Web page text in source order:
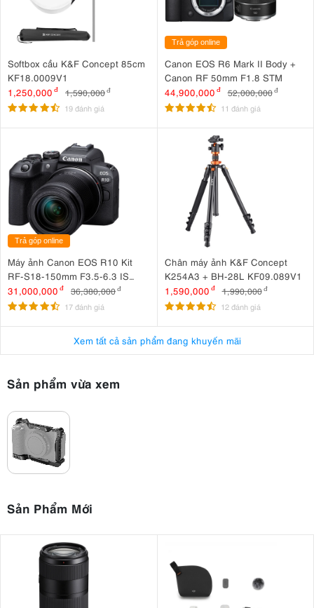
Softbox cầu K&F Concept 85cm
KF18.0009V1
1,250,000 đ 1,590,000đ
19 đánh giá
Trả góp online
Canon EOS R6 Mark II Body +
Canon RF 50mm F1.8 STM
44,900,000 đ 52,000,000 đ
11 đánh giá
Trả góp online
Máy ảnh Canon EOS R10 Kit
RF-S18-150mm F3.5-6.3 IS
STM
31,000,000 đ 36,380,000đ
17 đánh giá
Chân máy ảnh K&F Concept
K254A3 + BH-28L KF09.089V1
1,590,000 đ 1,990,000 đ
12 đánh giá
Xem tất cả sản phẩm đang khuyến mãi
Sản phẩm vừa xem
Sản Phẩm Mới